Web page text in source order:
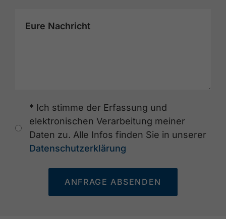
Eure Nachricht
* Ich stimme der Erfassung und
elektronischen Verarbeitung meiner
Daten zu. Alle Infos finden Sie in unserer
Datenschutzerklärung
ANFRAGE ABSENDEN